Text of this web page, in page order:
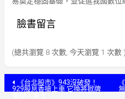
臉書留言
(總共瀏覽 8 次數, 今天瀏覽 1 次數 )
文 《台北股市》943沒破發！
929股息香搶上車 它換將掀牌